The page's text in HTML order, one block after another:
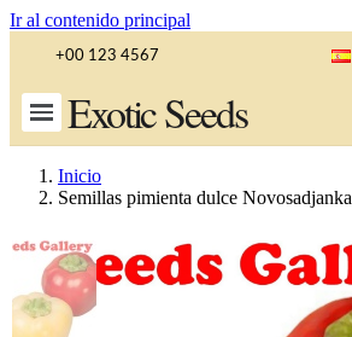
Ir al contenido principal
+00 123 4567
Exotic Seeds
Inicio
Semillas pimienta dulce Novosadjanka